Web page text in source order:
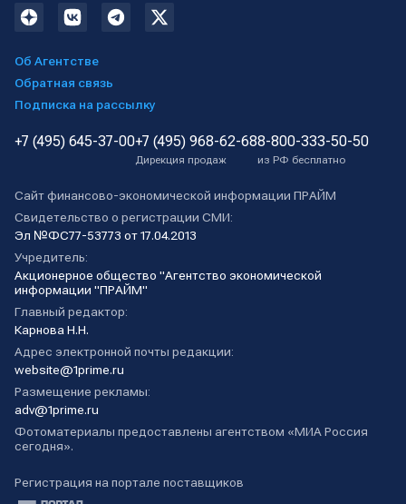
Об Агентстве
Обратная связь
Подписка на рассылку
+7 (495) 645-37-00+7 (495) 968-62-68
Дирекция продаж
8-800-333-50-50
из РФ бесплатно
Сайт финансово-экономической информации ПРАЙМ
Свидетельство о регистрации СМИ:
Эл №ФС77-53773 от 17.04.2013
Учредитель:
Акционерное общество "Агентство экономической
информации "ПРАЙМ"
Главный редактор:
Карнова Н.Н.
Адрес электронной почты редакции:
website@1prime.ru
Размещение рекламы:
adv@1prime.ru
Фотоматериалы предоставлены агентством «МИА Россия
сегодня».
Регистрация на портале поставщиков